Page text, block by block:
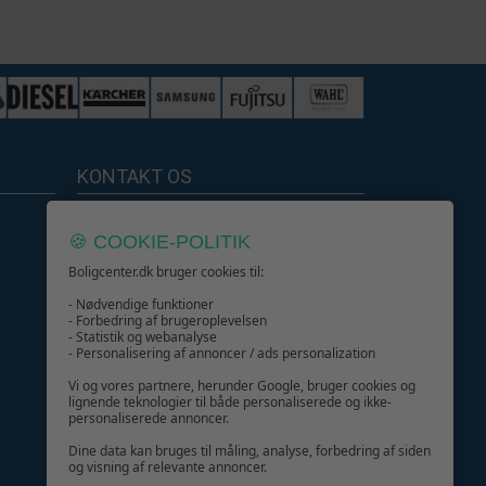
478,-
339,-
KONTAKT OS
GIV GLÆDE MED ET GAVEKORT!
🍪 COOKIE-POLITIK
Boligcenter.dk bruger cookies til:
- Nødvendige funktioner
- Forbedring af brugeroplevelsen
- Statistik og webanalyse
- Personalisering af annoncer / ads personalization
Vi og vores partnere, herunder Google, bruger cookies og
lignende teknologier til både personaliserede og ikke-
personaliserede annoncer.
Dine data kan bruges til måling, analyse, forbedring af siden
og visning af relevante annoncer.